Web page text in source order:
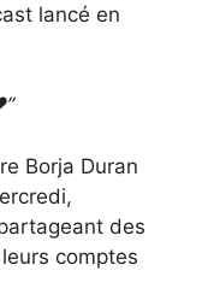
lancé en
Borja Duran
des
comptes